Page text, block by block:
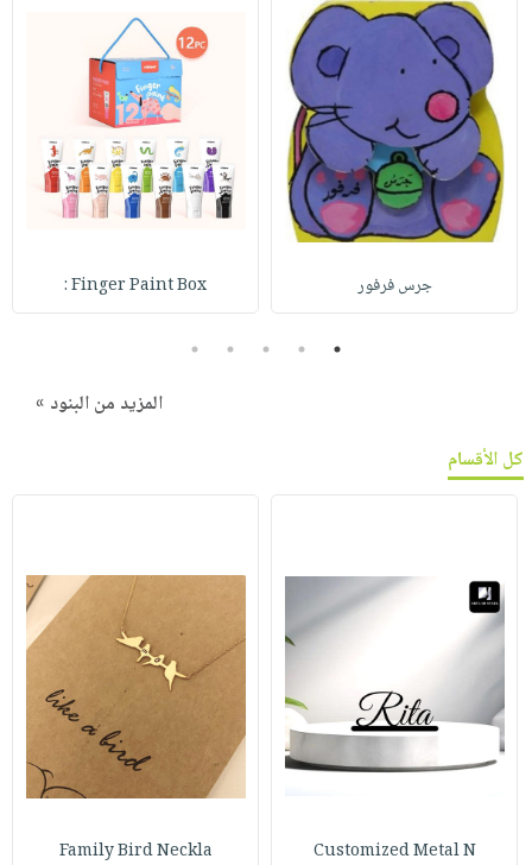
جرس فرفور Finger Paint Box :
1
2
3
4
5
المزيد من البنود »
كل الأقسام
Customized Metal N
Family Bird Neckla